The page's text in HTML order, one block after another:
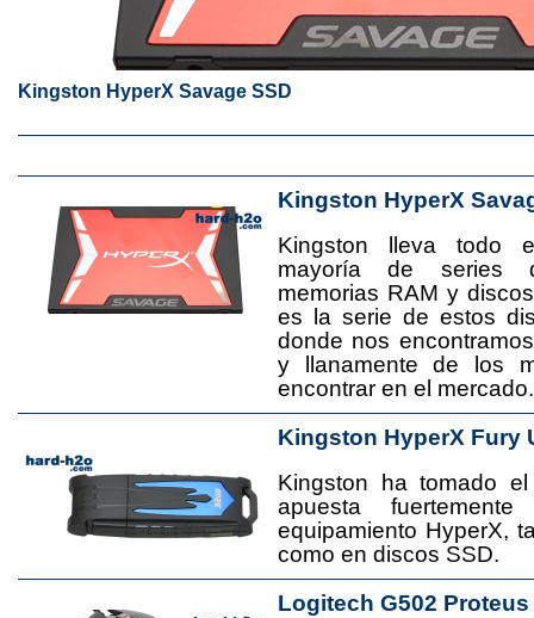
Kingston HyperX Savage SSD
Kingston HyperX
Kingston lleva todo
mayoría de series
memorias RAM y
es la serie de estos
donde nos
y llanamente de los
encontrar en el mercado.
Kingston HyperX Fury
Kingston ha tomado
apuesta
equipamiento HyperX,
como en discos SSD.
Logitech G502 Proteus